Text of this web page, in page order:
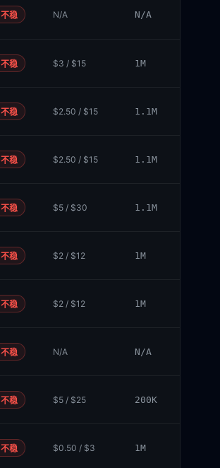
不稳 N/A N/A
不稳 $3 / $15 1M
不稳 $2.50 / $15 1.1M
不稳 $2.50 / $15 1.1M
不稳 $5 / $30 1.1M
不稳 $2 / $12 1M
不稳 $2 / $12 1M
不稳 N/A N/A
不稳 $5 / $25 200K
不稳 $0.50 / $3 1M